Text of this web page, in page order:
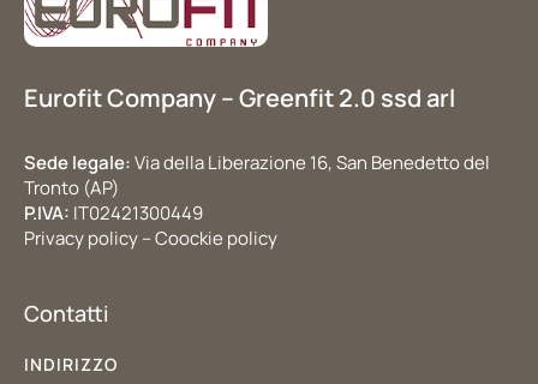
Eurofit Company – Greenfit 2.0 ssd arl
Sede legale:Via della Liberazione 16, San Benedetto del
Tronto (AP)
P.IVA: IT02421300449
Privacy policy – Coockie policy
Contatti
INDIRIZZO